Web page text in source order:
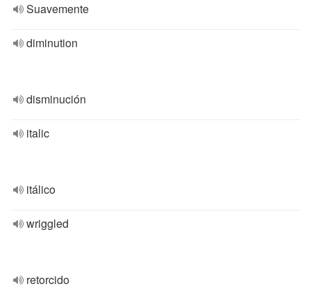
Suavemente
diminution
disminución
italic
itálico
wriggled
retorcido